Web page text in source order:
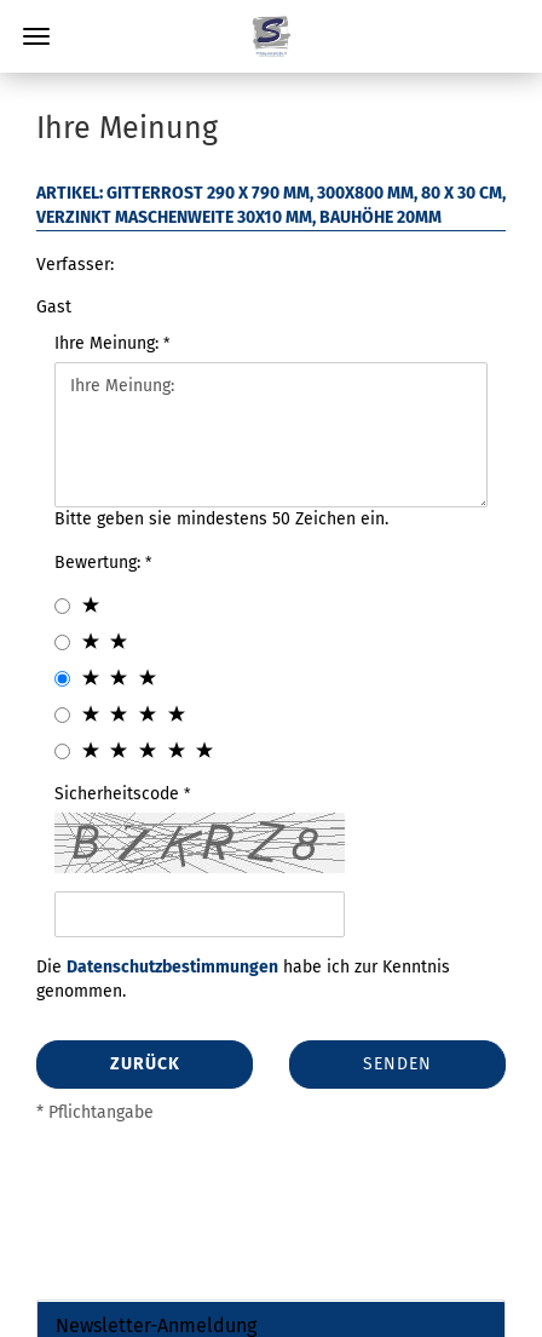
Ihre Meinung
ARTIKEL: GITTERROST 290 X 790 MM, 300X800 MM, 80 X 30 CM,
VERZINKT MASCHENWEITE 30X10 MM, BAUHÖHE 20MM
Verfasser:
Gast
Ihre Meinung:
Bitte geben sie mindestens 50 Zeichen ein.
Bewertung:
Sicherheitscode
Die Datenschutzbestimmungen habe ich zur Kenntnis
genommen.
ZURÜCK SENDEN
* Pflichtangabe
Newsletter-Anmeldung